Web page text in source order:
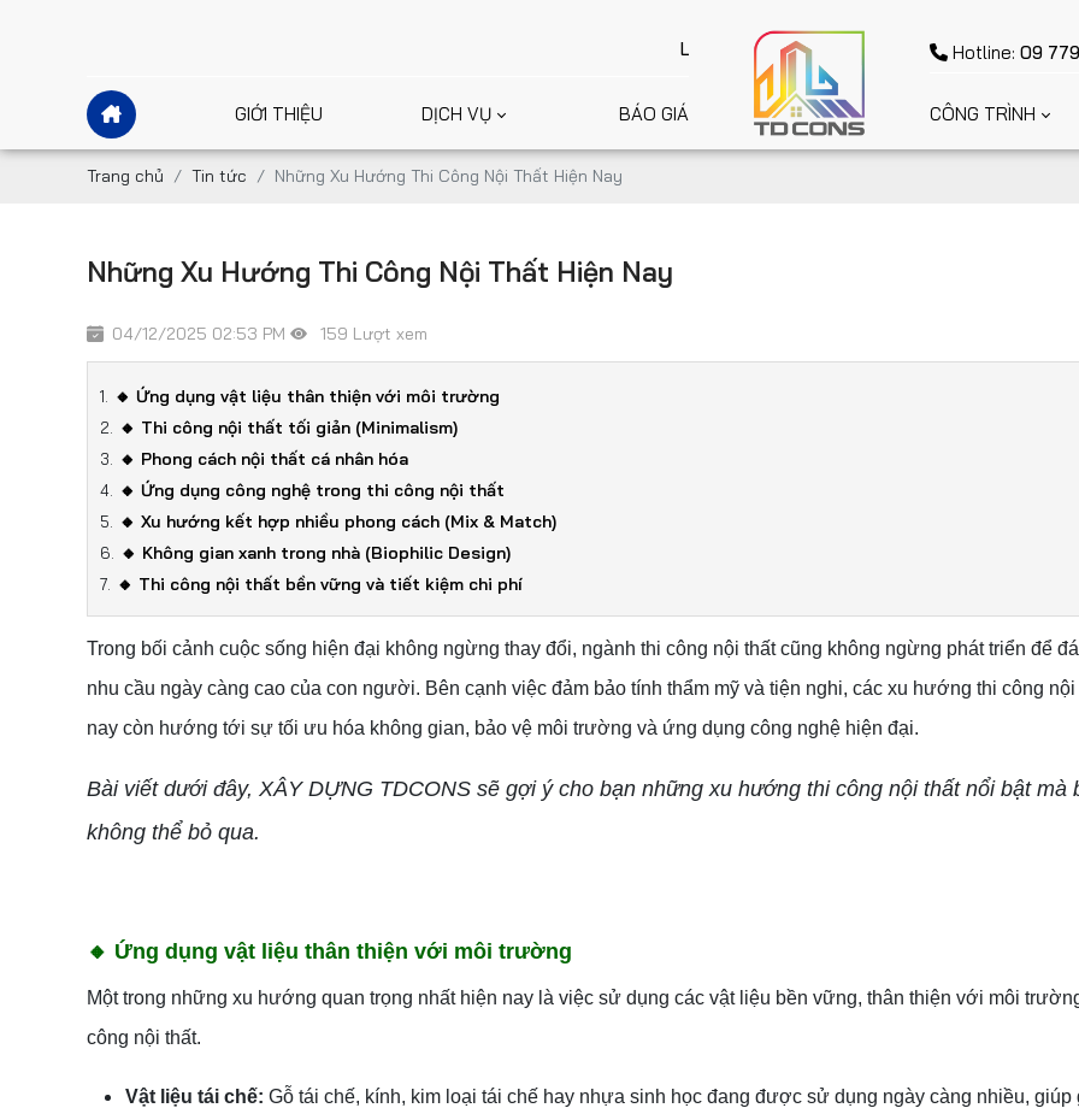
Lấy Uy Tín làm nền tảng - Lấy Chất Lượng để cạnh tranh
Hotline: 09
GIỚI THIỆU DỊCH VỤ BÁO GIÁ CÔNG TRÌNH
Trang chủ Tin tức Những Xu Hướng Thi Công Nội Thất Hiện Nay
Những Xu Hướng Thi Công Nội Thất Hiện Nay
04/12/2025 02:53 PM 159 Lượt xem
🔸 Ứng dụng vật liệu thân thiện với môi trường
🔸 Thi công nội thất tối giản (Minimalism)
🔸 Phong cách nội thất cá nhân hóa
🔸 Ứng dụng công nghệ trong thi công nội thất
🔸 Xu hướng kết hợp nhiều phong cách (Mix & Match)
🔸 Không gian xanh trong nhà (Biophilic Design)
🔸 Thi công nội thất bền vững và tiết kiệm chi phí
Trong bối cảnh cuộc sống hiện đại không ngừng thay đổi, ngành thi công nội thất cũng không ngừng phát triển để
nhu cầu ngày càng cao của con người. Bên cạnh việc đảm bảo tính thẩm mỹ và tiện nghi, các xu hướng thi công nội
nay còn hướng tới sự tối ưu hóa không gian, bảo vệ môi trường và ứng dụng công nghệ hiện đại.
Bài viết dưới đây, XÂY DỰNG TDCONS sẽ gợi ý cho bạn những xu hướng thi công nội thất nổi bật mà
không thể bỏ qua.
🔸 Ứng dụng vật liệu thân thiện với môi trường
Một trong những xu hướng quan trọng nhất hiện nay là việc sử dụng các vật liệu bền vững, thân thiện với môi
công nội thất.
Vật liệu tái chế: Gỗ tái chế, kính, kim loại tái chế hay nhựa sinh học đang được sử dụng ngày càng nhiều, giúp